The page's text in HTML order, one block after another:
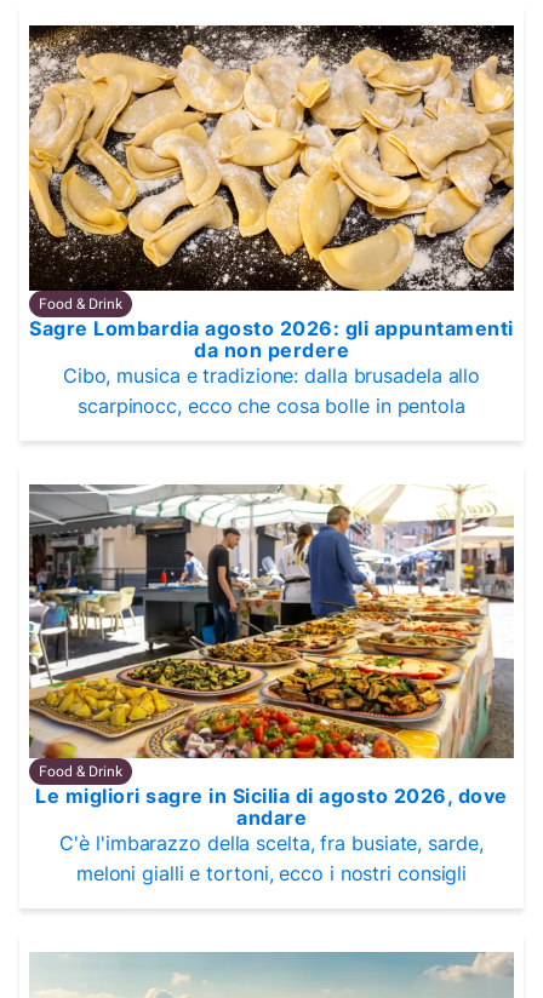
Food & Drink
Sagre Lombardia agosto 2026: gli appuntamenti
da non perdere
Cibo, musica e tradizione: dalla brusadela allo
scarpinocc, ecco che cosa bolle in pentola
Food & Drink
Le migliori sagre in Sicilia di agosto 2026, dove
andare
C'è l'imbarazzo della scelta, fra busiate, sarde,
meloni gialli e tortoni, ecco i nostri consigli